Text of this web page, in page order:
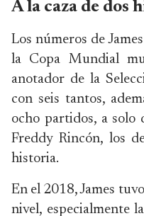
A la caza de dos
Los números de
la Copa Mundial
anotador de la
con seis tantos,
ocho partidos, a solo
Freddy Rincón, los
historia.
En el 2018, James
nivel, especialmente